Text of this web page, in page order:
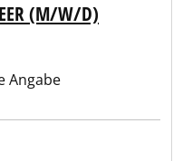
(M/W/D)
Angabe